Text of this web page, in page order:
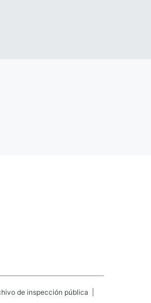
de inspección pública